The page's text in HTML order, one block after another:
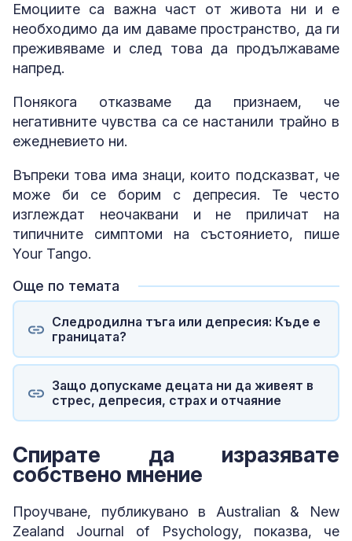
Емоциите са важна част от живота ни и е
необходимо да им даваме пространство, да ги
преживяваме и след това да продължаваме
напред.
Понякога отказваме да признаем, че
негативните чувства са се настанили трайно в
ежедневието ни.
Въпреки това има знаци, които подсказват, че
може би се борим с депресия. Те често
изглеждат неочаквани и не приличат на
типичните симптоми на състоянието, пише
Your Tango.
Още по темата
Следродилна тъга или депресия: Къде е
границата?
Защо допускаме децата ни да живеят в
стрес, депресия, страх и отчаяние
Спирате да изразявате
собствено мнение
Проучване, публикувано в Australian & New
Zealand Journal of Psychology, показва, че